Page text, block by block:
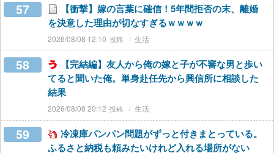
57
【衝撃】嫁の言葉に確信！5年間拒否の末、離婚
を決意した理由が切なすぎるｗｗｗｗ
2026/08/08 12:10 生活
58
【完結編】友人から俺の嫁と子が不審な男と歩い
てると聞いた俺。単身赴任先から興信所に相談した
結果
2026/08/08 20:12 生活
59
冷凍庫パンパン問題がずっと付きまとっている。
ふるさと納税も頼みたいけれど入れる場所がない